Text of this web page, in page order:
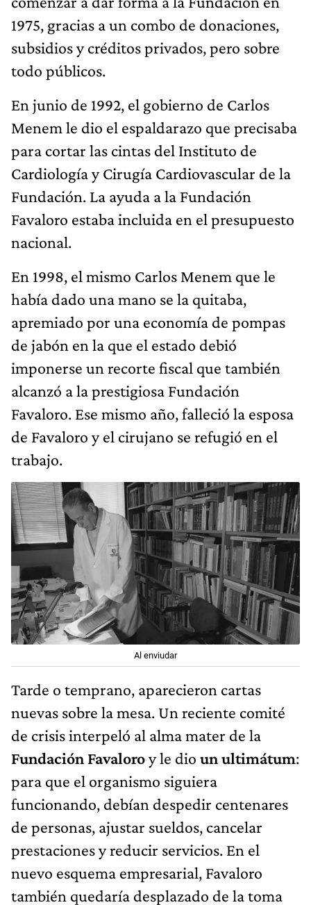
todo públicos.
En junio de 1992, el gobierno de Carlos
Menem le dio el espaldarazo que precisaba
Cardiología y Cirugía Cardiovascular de la
Fundación. La ayuda a la Fundación
Favaloro estaba incluida en el presupuesto
nacional.
En 1998, el mismo Carlos Menem que le
había dado una mano se la quitaba,
de jabón en la que el estado debió
imponerse un recorte fiscal que también
alcanzó a la prestigiosa Fundación
Favaloro. Ese mismo año, falleció la esposa
de Favaloro y el cirujano se refugió en el
trabajo.
Al enviudar
Tarde o temprano, aparecieron cartas
nuevas sobre la mesa. Un reciente comité
Fundación Favaloroy le dioun ultimátum
para que el organismo siguiera
funcionando, debían despedir centenares
de personas, ajustar sueldos, cancelar
prestaciones y reducir servicios. En el
nuevo esquema empresarial, Favaloro
también quedaría desplazado de la toma
de ciertas decisiones.
En un manotón desesperado, Favaloro